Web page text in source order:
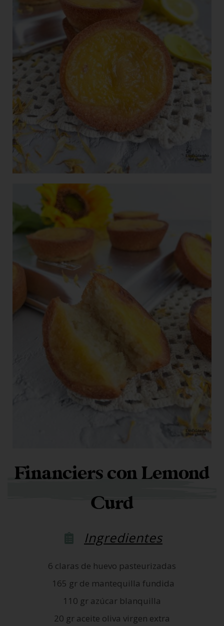
Financiers con Lemond
Curd
Ingredientes
6 claras de huevo pasteurizadas
165 gr de mantequilla fundida
110 gr azúcar blanquilla
20 gr aceite oliva virgen extra